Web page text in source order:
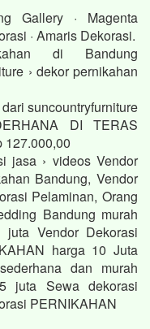
Gallery · Magenta
· Amaris Dekorasi.
di Bandung
› dekor pernikahan
suncountryfurniture
DI TERAS
127.000,00
jasa › videos Vendor
Bandung, Vendor
Pelaminan, Orang
Bandung murah
Vendor Dekorasi
harga 10 Juta
dan murah
juta Sewa dekorasi
PERNIKAHAN